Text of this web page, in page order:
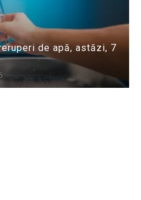
de apă, astăzi, 7